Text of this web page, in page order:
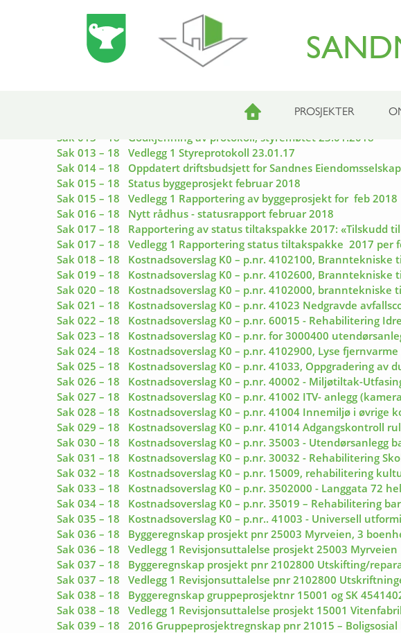
PROSJEKTER
STYRESAKER 12.02.18
Sak 013 – 18 Godkjenning av protokoll, styremøtet 23.01.2018
Sak 013 – 18 Vedlegg 1 Styreprotokoll 23.01.17
Sak 014 – 18 Oppdatert driftsbudsjett for Sandnes
Sak 015 – 18 Status byggeprosjekt februar 2018
Sak 015 – 18 Vedlegg 1 Rapportering av byggeprosjekt for feb 2018
Sak 016 – 18 Nytt rådhus - statusrapport februar 2018
Sak 017 – 18 Rapportering av status tiltakspakke 2017: «Tilskudd
Sak 017 – 18 Vedlegg 1 Rapportering status tiltakspakke 2017 per
Sak 018 – 18 Kostnadsoverslag K0 – p.nr. 4102100, Branntekniske
Sak 019 – 18 Kostnadsoverslag K0 – p.nr. 4102600,
Sak 020 – 18 Kostnadsoverslag K0 – p.nr. 4102000, branntekniske
Sak 021 – 18 Kostnadsoverslag K0 – p.nr. 41023 Nedgravde
Sak 022 – 18 Kostnadsoverslag K0 – p.nr. 60015 - Rehabilitering
Sak 023 – 18 Kostnadsoverslag K0 – p.nr. for 3000400
Sak 024 – 18 Kostnadsoverslag K0 – p.nr. 4102900, Lyse
Sak 025 – 18 Kostnadsoverslag K0 – p.nr. 41033, Oppgradering av
Sak 026 – 18 Kostnadsoverslag K0 – p.nr. 40002 - Miljøtiltak-
Sak 027 – 18 Kostnadsoverslag K0 – p.nr. 41002 ITV- anlegg
Sak 028 – 18 Kostnadsoverslag K0 – p.nr. 41004 Innemiljø i øvrige
Sak 029 – 18 Kostnadsoverslag K0 – p.nr. 41014 Adgangskontroll
Sak 030 – 18 Kostnadsoverslag K0 – p.nr. 35003 - Utendørsanlegg
Sak 031 – 18 Kostnadsoverslag K0 – p.nr. 30032 - Rehabilitering
Sak 032 – 18 Kostnadsoverslag K0 – p.nr. 15009, rehabilitering
Sak 033 – 18 Kostnadsoverslag K0 – p.nr. 3502000 - Langgata 72
Sak 034 – 18 Kostnadsoverslag K0 – p.nr. 35019 – Rehabilitering
Sak 035 – 18 Kostnadsoverslag K0 – p.nr.. 41003 - Universell
Sak 036 – 18 Byggeregnskap prosjekt pnr 25003 Myrveien, 3
Sak 036 – 18 Vedlegg 1 Revisjonsuttalelse prosjekt 25003 Myrveien
Sak 037 – 18 Byggeregnskap prosjekt pnr 2102800 Utskifting/
Sak 037 – 18 Vedlegg 1 Revisjonsuttalelse pnr 2102800
Sak 038 – 18 Byggeregnskap gruppeprosjektnr 15001 og SK
Sak 038 – 18 Vedlegg 1 Revisjonsuttalelse prosjekt 15001
Sak 039 – 18 2016 Gruppeprosjektregnskap pnr 21015 –